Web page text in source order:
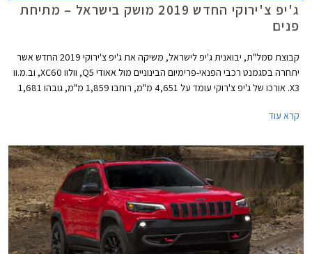
ג'יפ צ'ירוקי החדש 2019 מושק בישראל – מתיחת
פנים
קבוצת סמל"ת, יבואנית ג'יפ לישראל, משיקה את ג'יפ צ'ירוקי 2019 החדש אשר
יתחרה בסגמנט רכבי הפנאי-פרימיום הבינוניים מול אאודי Q5, וולוו XC60, וב.מ.וו
X3. אורכו של ג'יפ צ'רוקי עומד על 4,651 מ"מ, רוחבו 1,859 מ"מ, גובהו 1,681
קרא עוד